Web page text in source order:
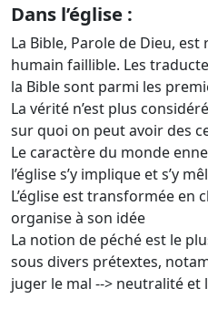
Dans l’église :
La Bible, Parole de Dieu,
humain faillible. Les
la Bible sont parmi les
La vérité n’est plus
sur quoi on peut avoir des
Le caractère du monde
l’église s’y implique et s’y
L’église est transformée en
organise à son idée
La notion de péché est le
sous divers prétextes,
juger le mal --> neutralité et